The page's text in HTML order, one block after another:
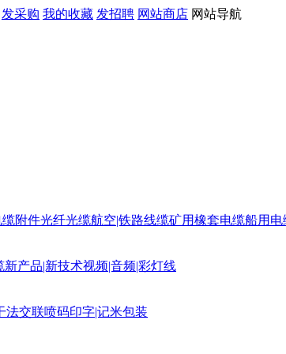
发采购 我的收藏 发招聘 网站商店 网站导航
缆附件光纤光缆航空|铁路线缆矿用橡套电缆船用电
新产品|新技术视频|音频|彩灯线
法交联喷码印字|记米包装